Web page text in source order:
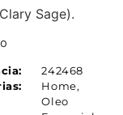
Sage).
242468
Home,
Oleo